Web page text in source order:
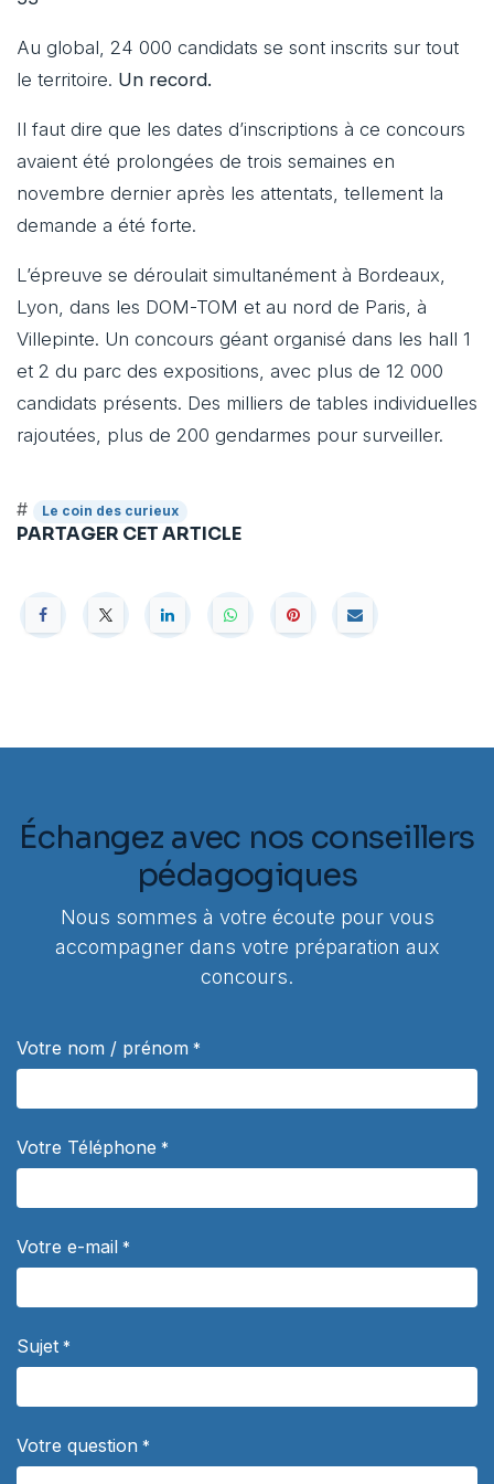
Au global, 24 000 candidats se sont inscrits sur tout
le territoire. Un record.
Il faut dire que les dates d’inscriptions à ce concours
avaient été prolongées de trois semaines en
novembre dernier après les attentats, tellement la
demande a été forte.
L’épreuve se déroulait simultanément à Bordeaux,
Lyon, dans les DOM-TOM et au nord de Paris, à
Villepinte. Un concours géant organisé dans les hall 1
et 2 du parc des expositions, avec plus de 12 000
candidats présents. Des milliers de tables individuelles
rajoutées, plus de 200 gendarmes pour surveiller.
# Le coin des curieux
PARTAGER CET ARTICLE
Échangez avec nos conseillers
pédagogiques
Nous sommes à votre écoute pour vous
accompagner dans votre préparation aux
concours.
Votre nom / prénom *
Votre Téléphone *
Votre e-mail *
Sujet *
Votre question *